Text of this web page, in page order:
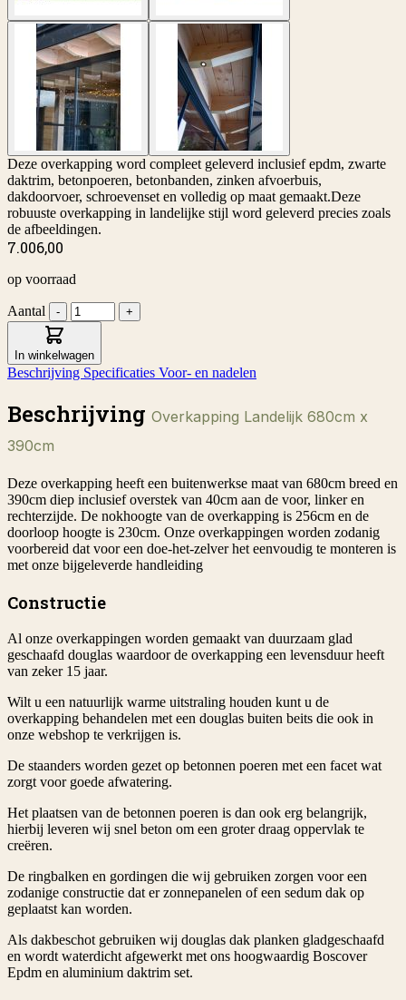
Deze overkapping word compleet geleverd inclusief epdm, zwarte
daktrim, betonpoeren, betonbanden, zinken afvoerbuis,
dakdoorvoer, schroevenset en volledig op maat gemaakt.Deze
robuuste overkapping in landelijke stijl word geleverd precies zoals
de afbeeldingen.
7.006,00
op voorraad
Aantal - +
In winkelwagen
Beschrijving Specificaties Voor- en nadelen
Beschrijving Overkapping Landelijk 680cm x
390cm
Deze overkapping heeft een buitenwerkse maat van 680cm breed en
390cm diep inclusief overstek van 40cm aan de voor, linker en
rechterzijde. De nokhoogte van de overkapping is 256cm en de
doorloop hoogte is 230cm. Onze overkappingen worden zodanig
voorbereid dat voor een doe-het-zelver het eenvoudig te monteren is
met onze bijgeleverde handleiding
Constructie
Al onze overkappingen worden gemaakt van duurzaam glad
geschaafd douglas waardoor de overkapping een levensduur heeft
van zeker 15 jaar.
Wilt u een natuurlijk warme uitstraling houden kunt u de
overkapping behandelen met een douglas buiten beits die ook in
onze webshop te verkrijgen is.
De staanders worden gezet op betonnen poeren met een facet wat
zorgt voor goede afwatering.
Het plaatsen van de betonnen poeren is dan ook erg belangrijk,
hierbij leveren wij snel beton om een groter draag oppervlak te
creëren.
De ringbalken en gordingen die wij gebruiken zorgen voor een
zodanige constructie dat er zonnepanelen of een sedum dak op
geplaatst kan worden.
Als dakbeschot gebruiken wij douglas dak planken gladgeschaafd
en wordt waterdicht afgewerkt met ons hoogwaardig Boscover
Epdm en aluminium daktrim set.